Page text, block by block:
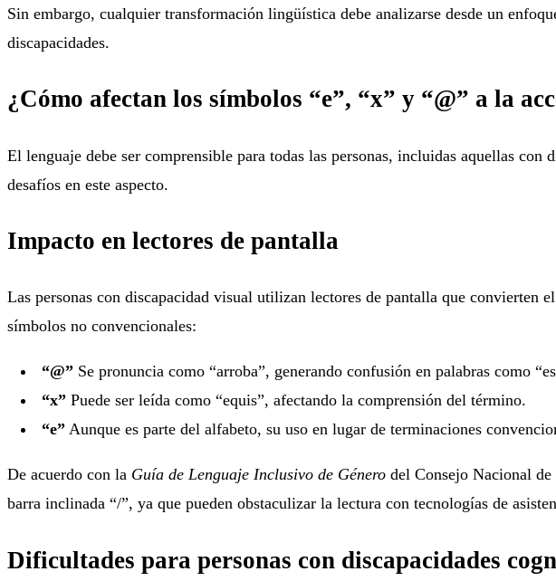
Sin embargo, cualquier transformación lingüística debe analizarse desde un
discapacidades.
¿Cómo afectan los símbolos “e”, “x” y “@” a la
El lenguaje debe ser comprensible para todas las personas, incluidas aquellas
desafíos en este aspecto.
Impacto en lectores de pantalla
Las personas con discapacidad visual utilizan lectores de pantalla que
símbolos no convencionales:
“@” Se pronuncia como “arroba”, generando confusión en palabras como
“x” Puede ser leída como “equis”, afectando la comprensión del término.
“e” Aunque es parte del alfabeto, su uso en lugar de terminaciones
De acuerdo con la Guía de Lenguaje Inclusivo de Género del Consejo Nacional
barra inclinada “/”, ya que pueden obstaculizar la lectura con tecnologías de
Dificultades para personas con discapacidades